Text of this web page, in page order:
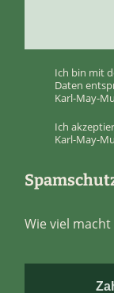
Ich bin mit
Daten
Karl-May-
Ich
Karl-May-
Wie viel